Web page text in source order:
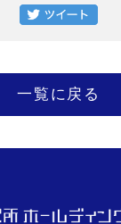
一覧に戻る